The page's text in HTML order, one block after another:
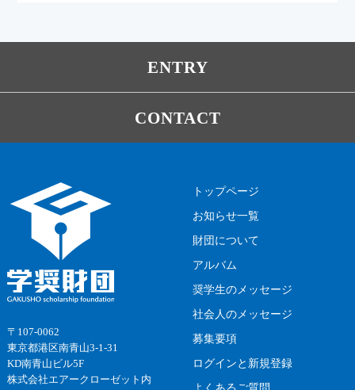
ENTRY
CONTACT
〒107-0062
東京都港区南青山3-1-31
KD南青山ビル5F
株式会社エアークローゼット内
トップページ
お知らせ一覧
財団について
アルバム
奨学生のメッセージ
社会人のメッセージ
募集要項
ログインと新規登録